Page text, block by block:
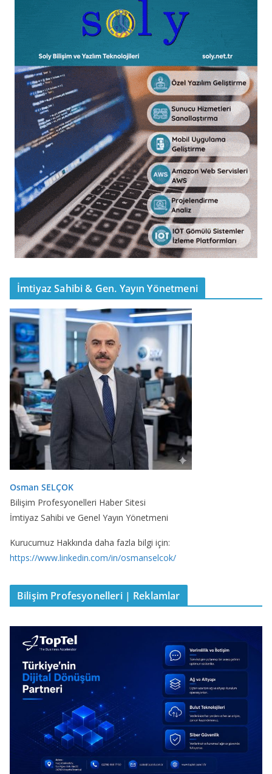
İmtiyaz Sahibi & Gen. Yayın Yönetmeni
Osman SELÇOK
Bilişim Profesyonelleri Haber Sitesi
İmtiyaz Sahibi ve Genel Yayın Yönetmeni
Kurucumuz Hakkında daha fazla bilgi için:
https://www.linkedin.com/in/osmanselcok/
Bilişim Profesyonelleri | Reklamlar